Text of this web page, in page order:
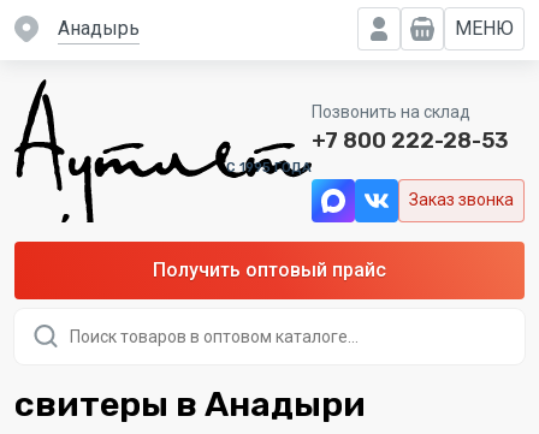
Анадырь МЕНЮ
C 1995 ГОДА
Позвонить на склад
+7 800 222-28-53
Заказ звонка
Получить оптовый прайс
товаров
свитеры в Анадыри